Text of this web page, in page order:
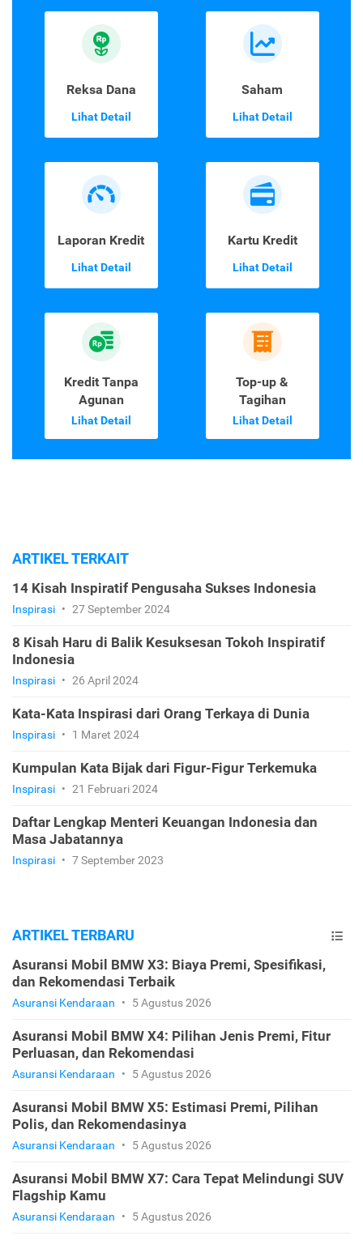
Reksa Dana
Lihat Detail
Saham
Lihat Detail
Laporan Kredit
Lihat Detail
Kartu Kredit
Lihat Detail
Kredit Tanpa
Agunan
Lihat Detail
Top-up &
Tagihan
Lihat Detail
ARTIKEL TERKAIT
14 Kisah Inspiratif Pengusaha Sukses Indonesia
Inspirasi • 27 September 2024
8 Kisah Haru di Balik Kesuksesan Tokoh Inspiratif
Indonesia
Inspirasi • 26 April 2024
Kata-Kata Inspirasi dari Orang Terkaya di Dunia
Inspirasi • 1 Maret 2024
Kumpulan Kata Bijak dari Figur-Figur Terkemuka
Inspirasi • 21 Februari 2024
Daftar Lengkap Menteri Keuangan Indonesia dan
Masa Jabatannya
Inspirasi • 7 September 2023
ARTIKEL TERBARU
Asuransi Mobil BMW X3: Biaya Premi, Spesifikasi,
dan Rekomendasi Terbaik
Asuransi Kendaraan • 5 Agustus 2026
Asuransi Mobil BMW X4: Pilihan Jenis Premi, Fitur
Perluasan, dan Rekomendasi
Asuransi Kendaraan • 5 Agustus 2026
Asuransi Mobil BMW X5: Estimasi Premi, Pilihan
Polis, dan Rekomendasinya
Asuransi Kendaraan • 5 Agustus 2026
Asuransi Mobil BMW X7: Cara Tepat Melindungi SUV
Flagship Kamu
Asuransi Kendaraan • 5 Agustus 2026